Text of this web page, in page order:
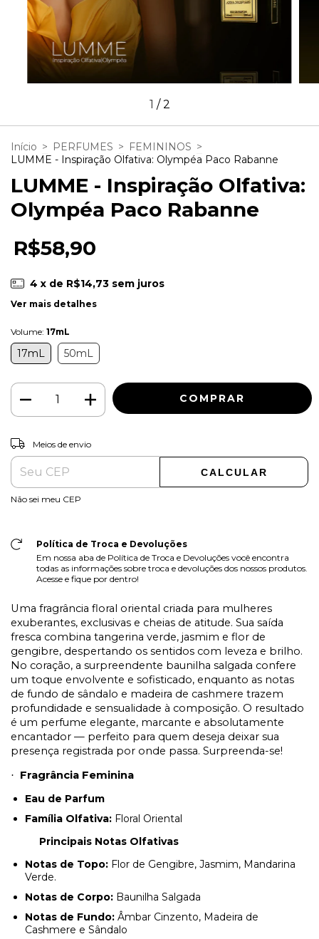
1 /2
Início > PERFUMES > FEMININOS >
LUMME - Inspiração Olfativa: Olympéa Paco Rabanne
LUMME - Inspiração Olfativa:
Olympéa Paco Rabanne
R$58,90
4 x de R$14,73 sem juros
Ver mais detalhes
Volume: 17mL
17mL 50mL
Entregas para o CEP:
Meios de envio
CALCULAR
Não sei meu CEP
Política de Troca e Devoluções
Em nossa aba de Política de Troca e Devoluções você encontra
todas as informações sobre troca e devoluções dos nossos produtos.
Acesse e fique por dentro!
Uma fragrância floral oriental criada para mulheres
exuberantes, exclusivas e cheias de atitude. Sua saída
fresca combina tangerina verde, jasmim e flor de
gengibre, despertando os sentidos com leveza e brilho.
No coração, a surpreendente baunilha salgada confere
um toque envolvente e sofisticado, enquanto as notas
de fundo de sândalo e madeira de cashmere trazem
profundidade e sensualidade à composição. O resultado
é um perfume elegante, marcante e absolutamente
encantador — perfeito para quem deseja deixar sua
presença registrada por onde passa. Surpreenda-se!
·
Fragrância Feminina
Eau de Parfum
Família Olfativa: Floral Oriental
Principais Notas Olfativas
Notas de Topo: Flor de Gengibre, Jasmim, Mandarina
Verde.
Notas de Corpo: Baunilha Salgada
Notas de Fundo: Âmbar Cinzento, Madeira de
Cashmere e Sândalo